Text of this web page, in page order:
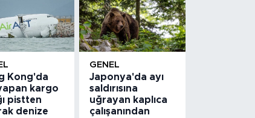
Kong'da
kargo
pistten
denize
GENEL
Japonya'da ayı
saldırısına
uğrayan kaplıca
çalışanından